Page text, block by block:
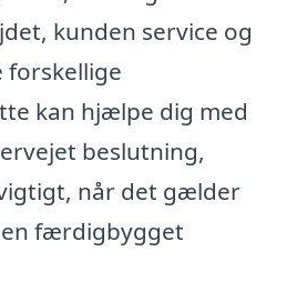
kunden service og
forskellige
kan hjælpe dig med
beslutning,
når det gælder
færdigbygget